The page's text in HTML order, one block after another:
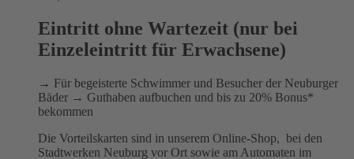
Eintritt ohne Wartezeit (nur bei
Einzeleintritt für Erwachsene)
→ Für begeisterte Schwimmer und Besucher der Neuburger
Bäder → Guthaben aufbuchen und bis zu 20% Bonus*
bekommen
Die Vorteilskarten sind in unserem Online-Shop, bei den
Stadtwerken Neuburg vor Ort sowie am Automaten im